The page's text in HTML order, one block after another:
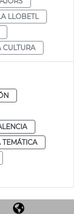
LLOBETL
CULTURA